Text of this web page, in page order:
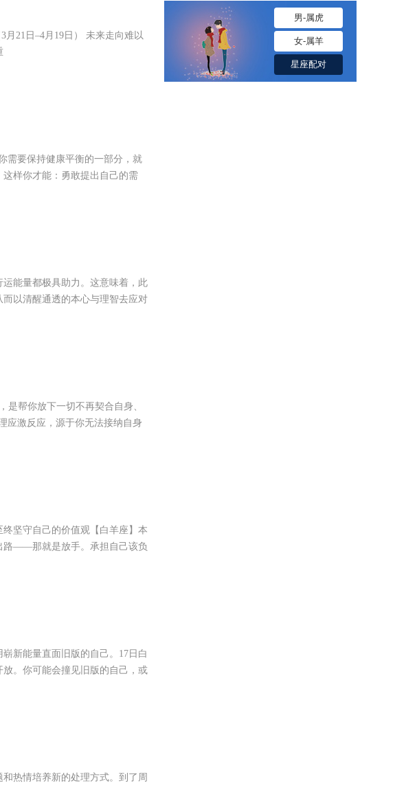
21日–4月19日） 未来走向难以
需要保持健康平衡的一部分，就
样你才能：勇敢提出自己的需
能量都极具助力。这意味着，此
以清醒通透的本心与理智去应对
是帮你放下一切不再契合自身、
应激反应，源于你无法接纳自身
坚守自己的价值观【白羊座】本
路——那就是放手。承担自己该负
新能量直面旧版的自己。17日白
。你可能会撞见旧版的自己，或
热情培养新的处理方式。到了周
男-属虎
女-属羊
星座配对